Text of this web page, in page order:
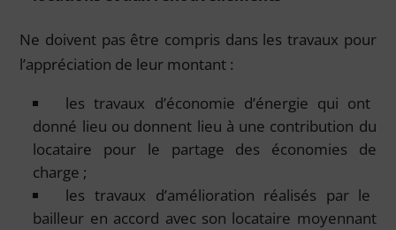
Ne doivent pas être compris dans les travaux pour
l’appréciation de leur montant :
les travaux d’économie d’énergie qui ont
donné lieu ou donnent lieu à une contribution du
locataire pour le partage des économies de
charge ;
les travaux d’amélioration réalisés par le
bailleur en accord avec son locataire moyennant